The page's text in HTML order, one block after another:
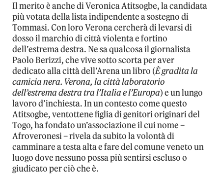
Il merito è anche di Veronica Atitsogbe, la candidata
più votata della lista indipendente a sostegno di
Tommasi. Con loro Verona cercherà di levarsi di
dosso il marchio di città violenta e fortino
dell’estrema destra. Ne sa qualcosa il giornalista
Paolo Berizzi, che vive sotto scorta per aver
dedicato alla città dell’Arena un libro (È gradita la
camicia nera. Verona, la città laboratorio
dell’estrema destra tra l’Italia e l’Europa) e un lungo
lavoro d’inchiesta. In un contesto come questo
Atitsogbe, ventottene figlia di genitori originari del
Togo, ha fondato un’associazione il cui nome –
Afroveronesi – rivela da subito la volontà di
camminare a testa alta e fare del comune veneto un
luogo dove nessuno possa più sentirsi escluso o
giudicato per ciò che è.